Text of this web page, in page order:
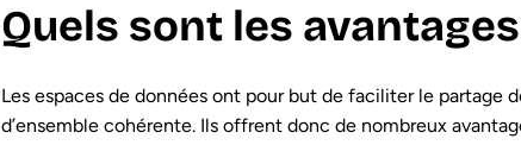
Quels sont les
Les espaces de données ont pour but de faciliter le partage
d’ensemble cohérente. Ils offrent donc de nombreux